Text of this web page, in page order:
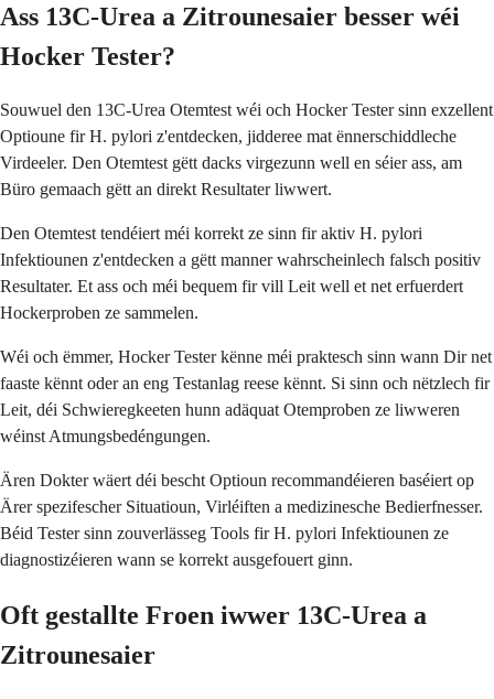
Ass 13C-Urea a Zitrounesaier besser wéi
Hocker Tester?
Souwuel den 13C-Urea Otemtest wéi och Hocker Tester sinn exzellent
Optioune fir H. pylori z'entdecken, jidderee mat ënnerschiddleche
Virdeeler. Den Otemtest gëtt dacks virgezunn well en séier ass, am
Büro gemaach gëtt an direkt Resultater liwwert.
Den Otemtest tendéiert méi korrekt ze sinn fir aktiv H. pylori
Infektiounen z'entdecken a gëtt manner wahrscheinlech falsch positiv
Resultater. Et ass och méi bequem fir vill Leit well et net erfuerdert
Hockerproben ze sammelen.
Wéi och ëmmer, Hocker Tester kënne méi praktesch sinn wann Dir net
faaste kënnt oder an eng Testanlag reese kënnt. Si sinn och nëtzlech fir
Leit, déi Schwieregkeeten hunn adäquat Otemproben ze liwweren
wéinst Atmungsbedéngungen.
Ären Dokter wäert déi bescht Optioun recommandéieren baséiert op
Ärer spezifescher Situatioun, Virléiften a medizinesche Bedierfnesser.
Béid Tester sinn zouverlässeg Tools fir H. pylori Infektiounen ze
diagnostizéieren wann se korrekt ausgefouert ginn.
Oft gestallte Froen iwwer 13C-Urea a
Zitrounesaier